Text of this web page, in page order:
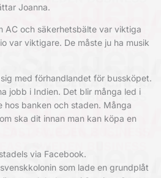
Joanna.
AC och säkerhetsbälte var viktiga
var viktigare. De måste ju ha musik
med förhandlandet för bussköpet.
jobb i Indien. Det blir många led i
hos banken och staden. Många
ska dit innan man kan köpa en
via Facebook.
som lade en grundplåt